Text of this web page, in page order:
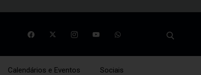
Calendários e Eventos Sociais